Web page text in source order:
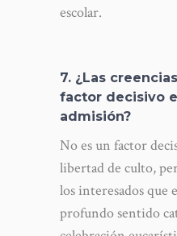
escolar.
7. ¿Las
factor decisivo
admisión?
No es un factor
libertad de culto,
los interesados que
profundo sentido